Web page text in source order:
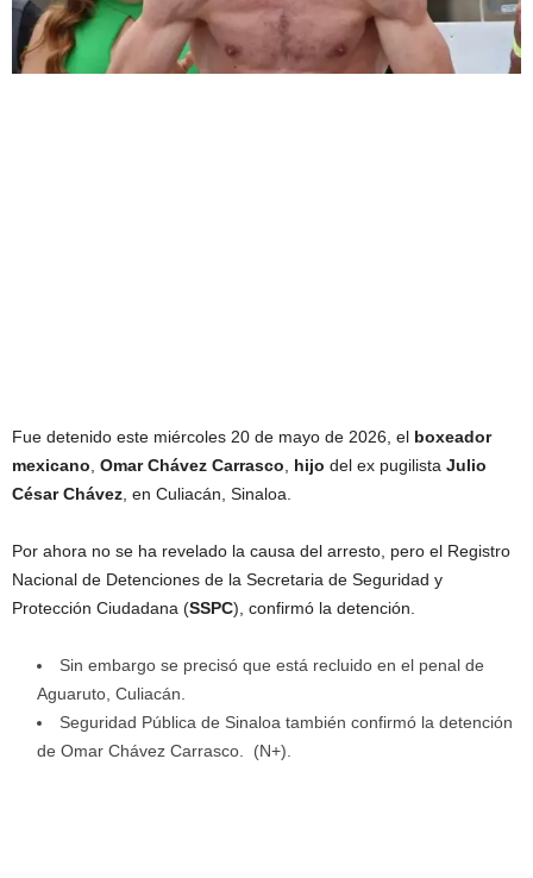
Fue detenido este miércoles 20 de mayo de 2026, el boxeador
mexicano Omar Chávez Carrasco hijo del ex pugilista Julio
César Chávez , en Culiacán, Sinaloa.
Por ahora no se ha revelado la causa del arresto, pero el Registro
Nacional de Detenciones de la Secretaria de Seguridad y
Protección Ciudadana (SSPC), confirmó la detención.
Sin embargo se precisó que está recluido en el penal de
Aguaruto, Culiacán.
Seguridad Pública de Sinaloa también confirmó la detención
de Omar Chávez Carrasco. (N+).